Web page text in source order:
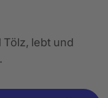
Tölz, lebt und